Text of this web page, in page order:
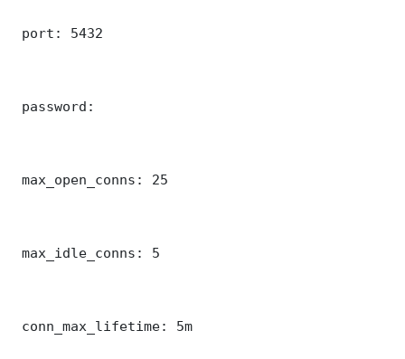
port: 5432
password:
max_open_conns: 25
max_idle_conns: 5
conn_max_lifetime: 5m